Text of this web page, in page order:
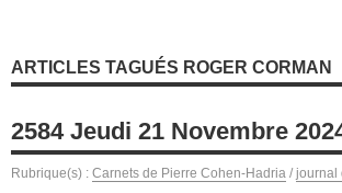
ARTICLES TAGUÉS ROGER CORMAN
2584 Jeudi 21 Novembre
Rubrique(s) : Carnets de Pierre Cohen-Hadria / journal